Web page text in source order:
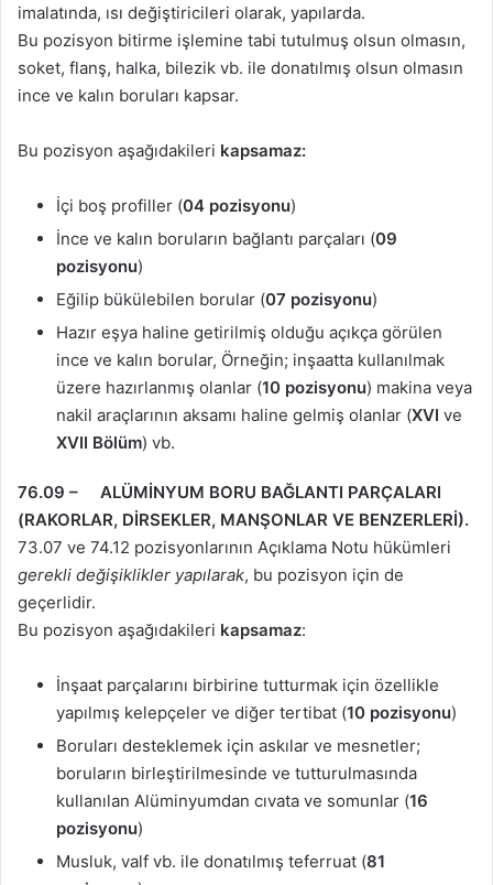
imalatında, ısı değiştiricileri olarak, yapılarda.
Bu pozisyon bitirme işlemine tabi tutulmuş olsun olmasın,
soket, flanş, halka, bilezik vb. ile donatılmış olsun olmasın
ince ve kalın boruları kapsar.
Bu pozisyon aşağıdakileri kapsamaz:
İçi boş profiller (04 pozisyonu)
İnce ve kalın boruların bağlantı parçaları (09
pozisyonu)
Eğilip bükülebilen borular (07 pozisyonu)
Hazır eşya haline getirilmiş olduğu açıkça görülen
ince ve kalın borular, Örneğin; inşaatta kullanılmak
üzere hazırlanmış olanlar (10 pozisyonu) makina veya
nakil araçlarının aksamı haline gelmiş olanlar (XVI ve
XVII Bölüm) vb.
76.09 – ALÜMİNYUM BORU BAĞLANTI PARÇALARI
(RAKORLAR, DİRSEKLER, MANŞONLAR VE BENZERLERİ).
73.07 ve 74.12 pozisyonlarının Açıklama Notu hükümleri
gerekli değişiklikler yapılarak, bu pozisyon için de
geçerlidir.
Bu pozisyon aşağıdakileri kapsamaz:
İnşaat parçalarını birbirine tutturmak için özellikle
yapılmış kelepçeler ve diğer tertibat (10 pozisyonu)
Boruları desteklemek için askılar ve mesnetler;
boruların birleştirilmesinde ve tutturulmasında
kullanılan Alüminyumdan cıvata ve somunlar (16
pozisyonu)
Musluk, valf vb. ile donatılmış teferruat (81